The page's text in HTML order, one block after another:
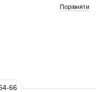
Порівняти
66